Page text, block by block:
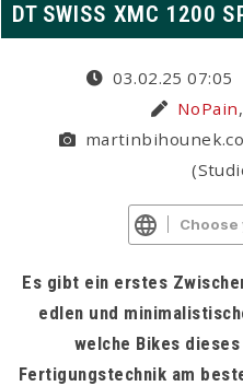
DT SWISS XMC 1200
03.02.25 07:05
NoPain,
Choose
Es gibt ein erstes
edlen und
welche Bikes
Fertigungstechnik am